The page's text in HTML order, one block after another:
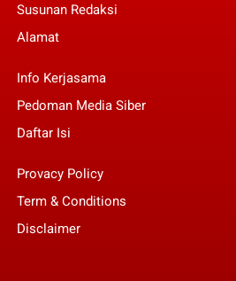
Susunan Redaksi
Alamat
Info Kerjasama
Pedoman Media Siber
Daftar Isi
Provacy Policy
Term & Conditions
Disclaimer